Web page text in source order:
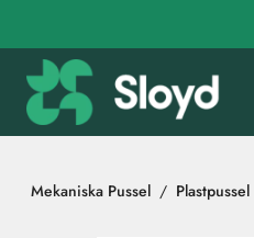
Mekaniska Pussel Plastpussel